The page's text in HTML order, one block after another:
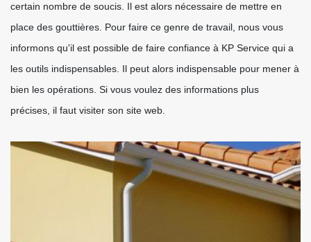
certain nombre de soucis. Il est alors nécessaire de mettre en
place des gouttières. Pour faire ce genre de travail, nous vous
informons qu'il est possible de faire confiance à KP Service qui a
les outils indispensables. Il peut alors indispensable pour mener à
bien les opérations. Si vous voulez des informations plus
précises, il faut visiter son site web.